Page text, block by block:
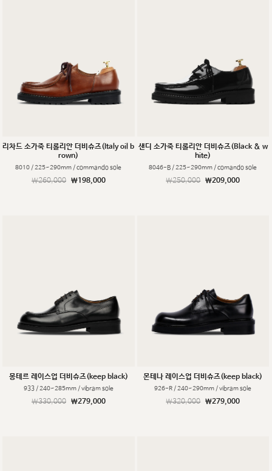
리차드 소가죽 티롤리안 더비슈즈(Italy oil b
rown)
8010 / 225~290mm / commando sole
￦260,000 ￦198,000
샌디 소가죽 티롤리안 더비슈즈(Black & w
hite)
8046-B / 225~290mm / comando sole
￦250,000 ￦209,000
몽테르 레이스업 더비슈즈(keep black)
933 / 240~285mm / vibram sole
￦330,000 ￦279,000
몬테나 레이스업 더비슈즈(keep black)
926-R / 240~290mm / vibram sole
￦320,000 ￦279,000